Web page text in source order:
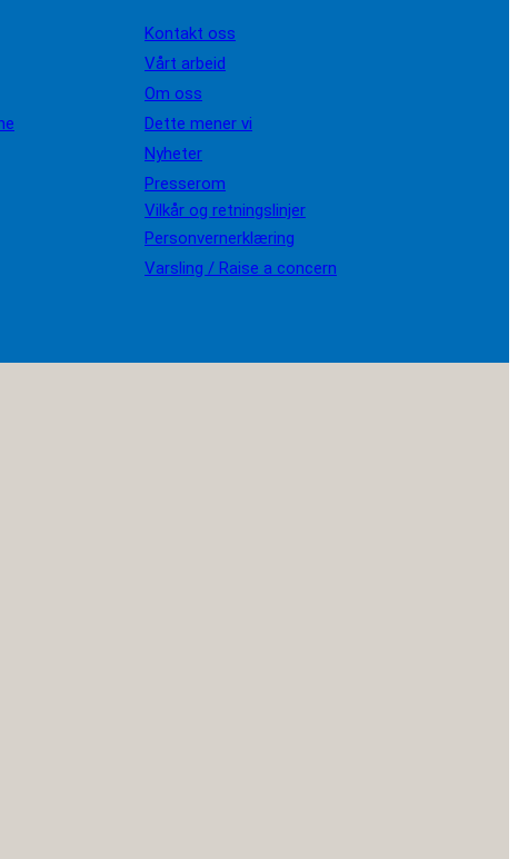
Kontakt oss
Vårt arbeid
Om oss
Dette mener vi
Nyheter
Presserom
Vilkår og retningslinjer
Personvernerklæring
Varsling / Raise a concern